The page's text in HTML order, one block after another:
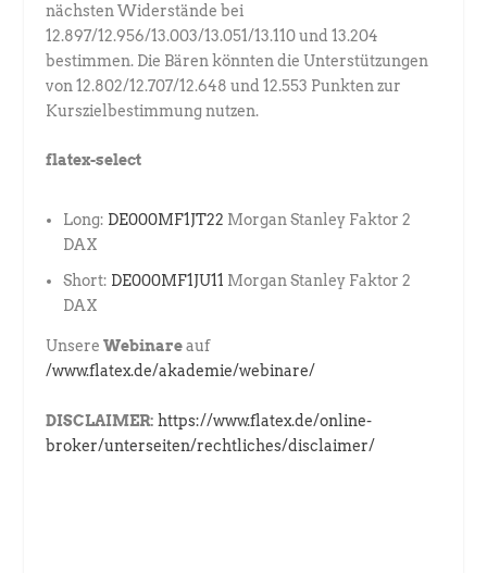
nächsten Widerstände bei
12.897/12.956/13.003/13.051/13.110 und 13.204
bestimmen. Die Bären könnten die Unterstützungen
von 12.802/12.707/12.648 und 12.553 Punkten zur
Kurszielbestimmung nutzen.
flatex-select
Long: DE000MF1JT22 Morgan Stanley Faktor 2
DAX
Short: DE000MF1JU11 Morgan Stanley Faktor 2
DAX
UnsereWebinareauf
/www.flatex.de/akademie/webinare/
DISCLAIMER: https://www.flatex.de/online-
broker/unterseiten/rechtliches/disclaimer/